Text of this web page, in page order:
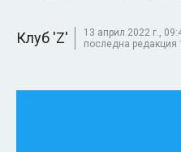
Клуб 'Z'
13 април 2022 г.,
последна редакция